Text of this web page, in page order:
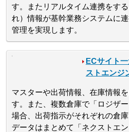
す。またリアルタイム連携をす
れ）情報が基幹業務システムに
管理を実現します。
ECサイト
ストエンジ
マスターや出荷情報、在庫情報
す。また、複数倉庫で「ロジザ
場合、出荷指示がそれぞれの倉
データはまとめて「ネクストエ